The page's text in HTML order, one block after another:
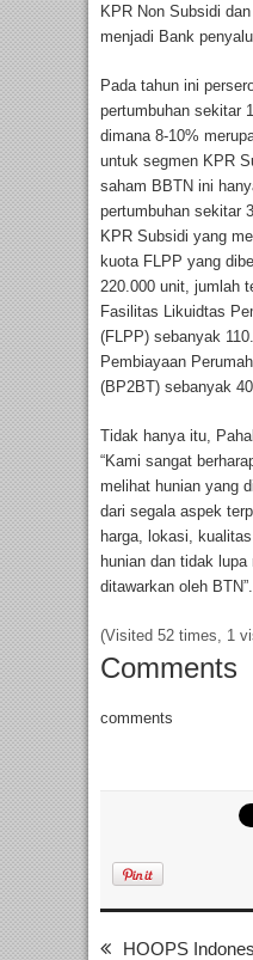
KPR Non Subsidi
menjadi Bank
Pada tahun ini
pertumbuhan sekitar
dimana 8-10%
untuk segmen KPR
saham BBTN ini
pertumbuhan sekitar
KPR Subsidi yang
kuota FLPP yang
220.000 unit, jumlah
Fasilitas Likuidtas
(FLPP) sebanyak
Pembiayaan
(BP2BT) sebanyak
Tidak hanya itu,
“Kami sangat
melihat hunian yang
dari segala aspek
harga, lokasi,
hunian dan tidak
ditawarkan oleh BTN”.
(Visited 52 times, 1
Comments
comments
HOOPS